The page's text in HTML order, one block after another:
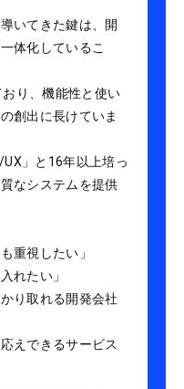
いてきた鍵は、開
体化しているこ
り、機能性と使い
創出に長けていま
」と16年以上培っ
なシステムを提供
重視したい」
れたい」
り取れる開発会社
えできるサービス